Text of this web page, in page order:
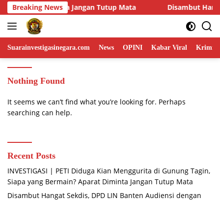
Skip
to
content
Breaking News
Disambut Hangat Sekdis, DPD LIN Banten Audiensi
Suarainvestigasinegara.com News OPINI Kabar Viral
Nothing Found
It seems we can’t find what you’re looking for. Perhaps
searching can help.
Recent Posts
INVESTIGASI | PETI Diduga Kian Menggurita di Gunung Tagin,
Siapa yang Bermain? Aparat Diminta Jangan Tutup Mata
Disambut Hangat Sekdis, DPD LIN Banten Audiensi dengan